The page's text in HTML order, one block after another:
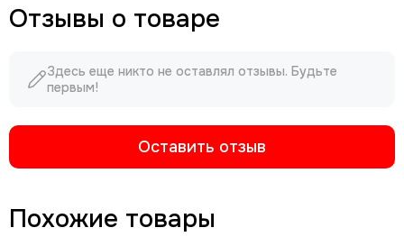
Отзывы о товаре
Здесь еще никто не оставлял отзывы. Будьте
первым!
Оставить отзыв
Похожие товары